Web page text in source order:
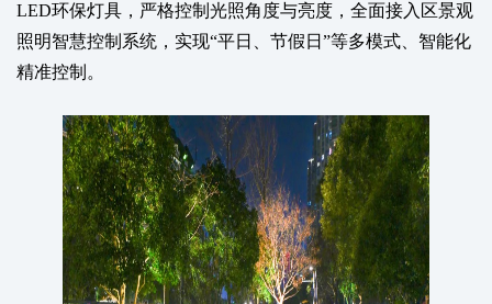
LED环保灯具，严格控制光照角度与亮度，全面接入区景观
照明智慧控制系统，实现“平日、节假日”等多模式、智能化
精准控制。